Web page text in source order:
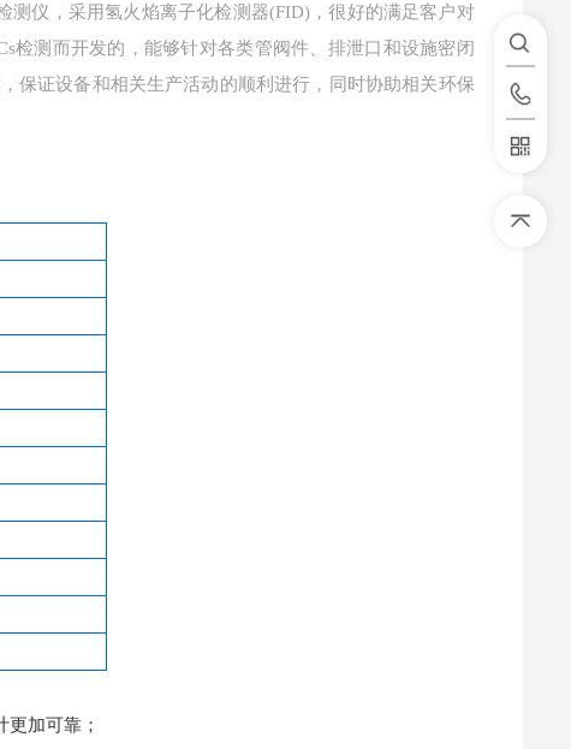
测仪，采用氢火焰离子化检测器(FID)，很好的满足客户对
检测而开发的，能够针对各类管阀件、排泄口和设施密闭
保证设备和相关生产活动的顺利进行，同时协助相关环保
加可靠；